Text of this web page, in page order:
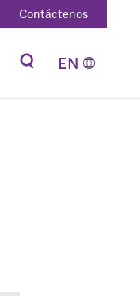
Contáctenos
EN